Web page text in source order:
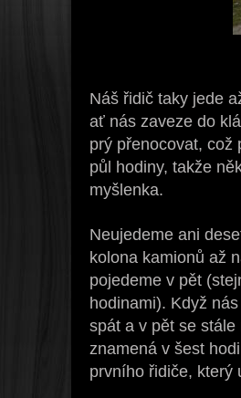
Náš řidič taky jede
ať nás zaveze do
prý přenocovat, což
půl hodiny, takže
myšlenka.
Neujedeme ani
kolona kamionů až
pojedeme v pět
hodinami). Když
spát a v pět se stále
znamená v šest
prvního řidiče, který